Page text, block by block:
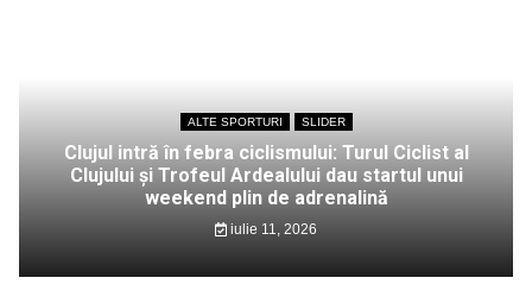
ALTE SPORTURI SLIDER
Clujul intră în febra ciclismului: Turul Ciclist al
Clujului și Trofeul Ardealului dau startul unui
weekend plin de adrenalină
iulie 11, 2026